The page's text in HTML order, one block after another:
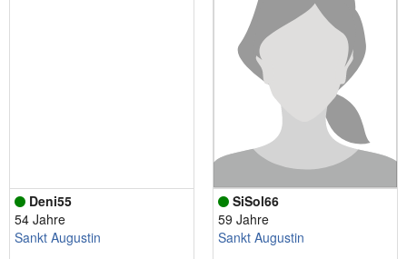
Deni55
54 Jahre
Sankt Augustin
SiSol66
59 Jahre
Sankt Augustin